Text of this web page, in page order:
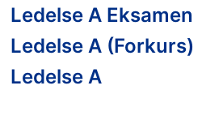
Ledelse A Eksamen
Ledelse A (Forkurs)
Ledelse A